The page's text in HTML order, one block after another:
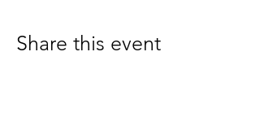
Share this event